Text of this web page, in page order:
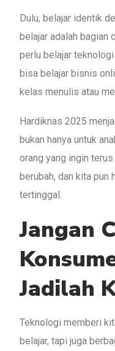
Dulu, belajar identik
belajar adalah bagian
perlu belajar
bisa belajar bisnis
kelas menulis atau
Hardiknas 2025
bukan hanya untuk
orang yang ingin
berubah, dan kita pun
tertinggal.
Jangan
Jadilah
Teknologi memberi
belajar, tapi juga